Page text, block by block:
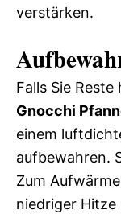
verstärken.
Falls Sie
Gnocchi
einem
aufbewahren.
Zum
niedriger Hitze